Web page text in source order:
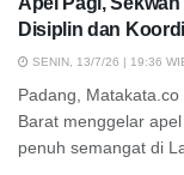
Disiplin dan
SENIN, 13/7/26 | 19:36
Padang,
Barat menggelar
penuh semangat di